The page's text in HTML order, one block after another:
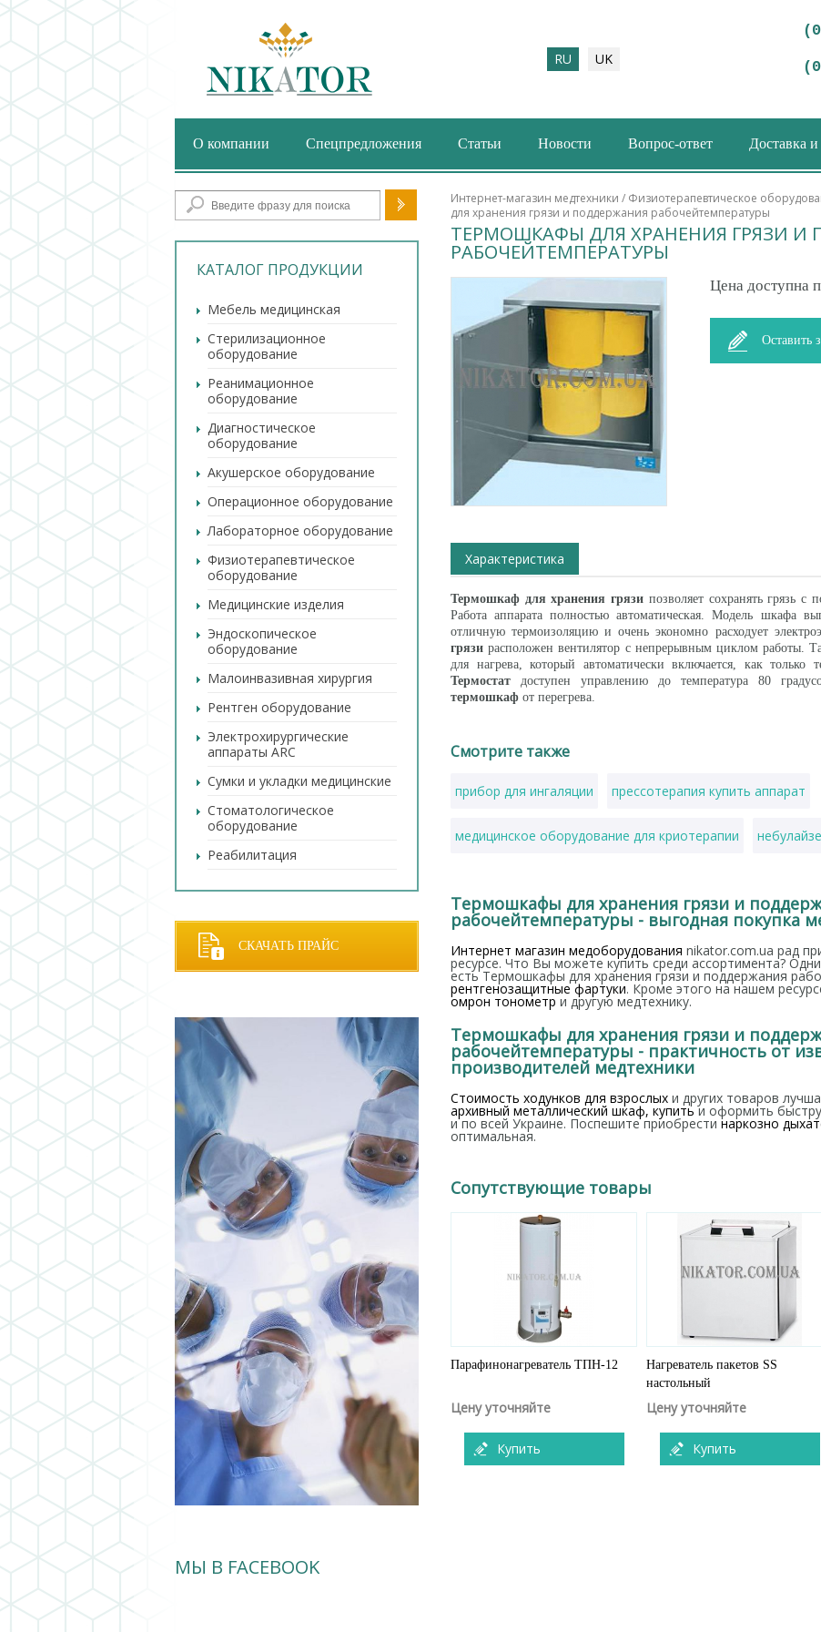
RU UK
О компании Спецпредложения Статьи Новости Вопрос-ответ Доставка и
Интернет-магазин медтехники / Физиотерапевтическое
для хранения грязи и поддержания рабочейтемпературы
ТЕРМОШКАФЫ ДЛЯ ХРАНЕНИЯ ГРЯЗИ И
РАБОЧЕЙТЕМПЕРАТУРЫ
Цена доступна
Оставить
Характеристика
Термошкаф для хранения грязи позволяет сохранять грязь с
Работа аппарата полностью автоматическая. Модель шкафа
отличную термоизоляцию и очень экономно расходует
грязи расположен вентилятор с непрерывным циклом работы.
для нагрева, который автоматически включается, как только
Термостат доступен управлению до температура 80
термошкаф от перегрева.
Смотрите также
прибор для ингаляции прессотерапия купить аппарат
медицинское оборудование для криотерапии
аппарат плазмолифтинга цена электрокоагулятор
глюкометр цена
Термошкафы для хранения грязи и
рабочейтемпературы - выгодная покупка
Интернет магазин медоборудования nikator.com.ua рад
ресурсе. Что Вы можете купить среди ассортимента?
есть Термошкафы для хранения грязи и поддержания
рентгенозащитные фартуки. Кроме этого на нашем
омрон тонометр и другую медтехнику.
Термошкафы для хранения грязи и
рабочейтемпературы - практичность от
производителей медтехники
Стоимость ходунков для взрослых и других товаров
архивный металлический шкаф, купить и оформить
и по всей Украине. Поспешите приобрести наркозно
оптимальная.
Сопутствующие товары
Парафинонагреватель ТПН-12
Цену уточняйте
Купить
Нагреватель пакетов SS
настольный
Цену уточняйте
Купить
Форма поиска
КАТАЛОГ ПРОДУКЦИИ
Мебель медицинская
Стерилизационное
оборудование
Реанимационное
оборудование
Диагностическое
оборудование
Акушерское оборудование
Операционное оборудование
Лабораторное оборудование
Физиотерапевтическое
оборудование
Медицинские изделия
Эндоскопическое
оборудование
Малоинвазивная хирургия
Рентген оборудование
Электрохирургические
аппараты ARC
Сумки и укладки медицинские
Стоматологическое
оборудование
Реабилитация
СКАЧАТЬ ПРАЙС
МЫ В FACEBOOK